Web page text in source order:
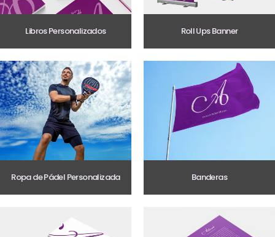
Libros Personalizados Roll Ups Banner
Ropa de Pádel Personalizada Banderas